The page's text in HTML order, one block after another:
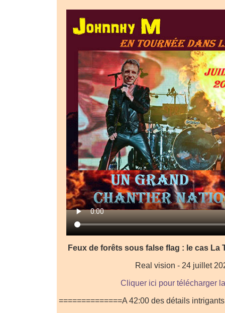
Feux de forêts sous false flag : le cas La
Real vision - 24 juillet
Cliquer ici pour télécharger
==============A 42:00 des détails intrigants